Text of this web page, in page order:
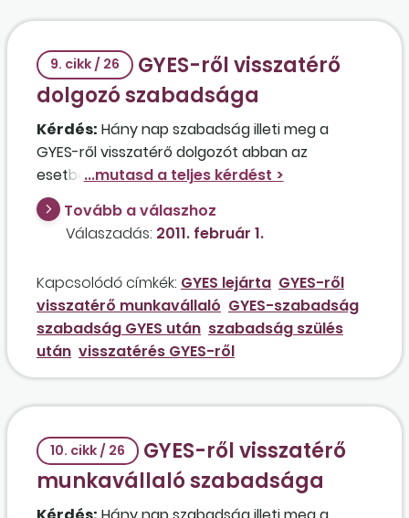
9. cikk / 26
GYES-ről visszatérő
dolgozó szabadsága
Kérdés: Hány nap szabadság illeti meg a
GYES-ről visszatérő dolgozót abban az
esetben, ha első gyermeke 2008. június 12-én
született, amely évben 35 éves volt, és a
számára járó 25 nap fizetett szabadságból 10
napot vett ki, ez után 2008. június 12-től július 3-
gyermekápolási táppénzben, 2009. június 8-tól
október 31-ig TGYÁS-ban, 2009. november 1-
jétől 2010. október 31-ig GYED-ben részesült, a
GYES ideje pedig november 1-jétől 2011. június 12-
ig tart?
Tovább a válaszhoz
Válaszadás: 2011. február 1.
Kapcsolódó címkék: GYES lejárta GYES-ről
visszatérő munkavállaló GYES-szabadság
szabadság GYES után szabadság szülés
után visszatérés GYES-ről
10. cikk / 26
GYES-ről visszatérő
munkavállaló szabadsága